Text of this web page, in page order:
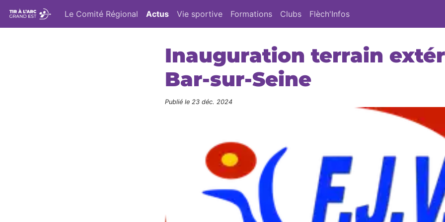
Le Comité Régional Actus Vie sportive Formations Clubs Flèch'Infos
Inauguration terrain
Bar-sur-Seine
Publié le 23 déc. 2024